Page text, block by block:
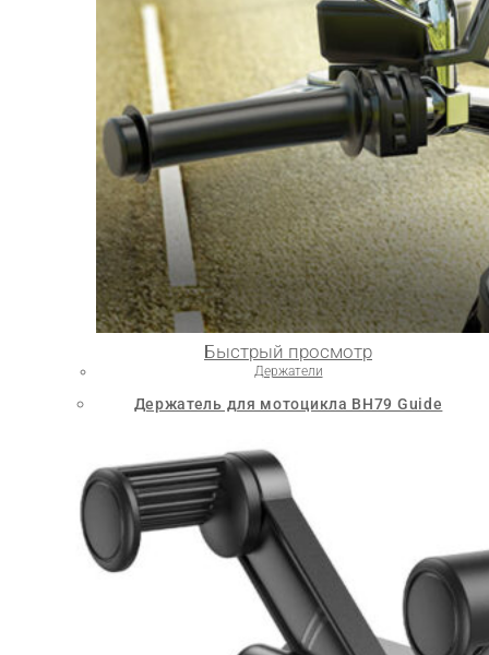
Быстрый просмотр
Держатели
Держатель для мотоцикла BH79 Guide